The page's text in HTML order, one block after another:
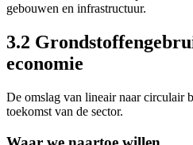
gebouwen en infrastructuur.
3.2
economie
De omslag van lineair naar circulair
toekomst van de sector.